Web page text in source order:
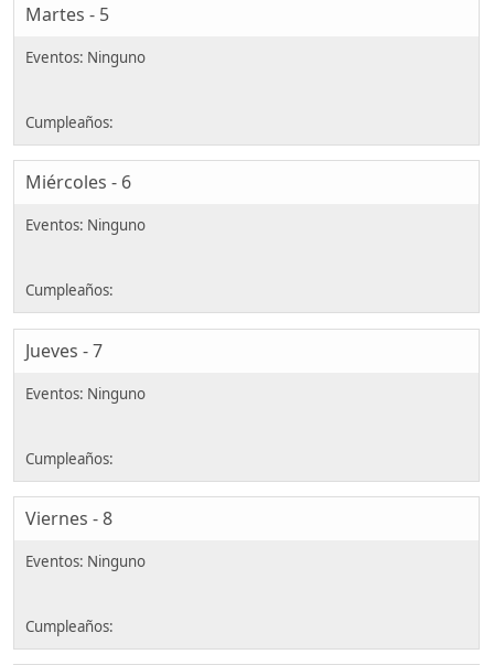
Martes - 5
Miércoles - 6
Jueves - 7
Viernes - 8